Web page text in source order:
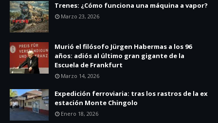
Trenes: ¿Cómo funciona una máquina a vapor?
Marzo 23, 2026
Murió el filósofo Jürgen Habermas a los 96
años: adiós al último gran gigante de la
Escuela de Frankfurt
Marzo 14, 2026
Expedición ferroviaria: tras los rastros de la ex
estación Monte Chingolo
Enero 18, 2026